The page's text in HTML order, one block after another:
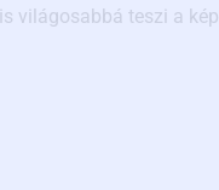
világosabbá teszi a